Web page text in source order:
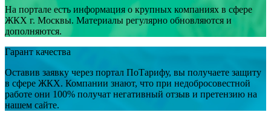
На портале есть информация о крупных компаниях в сфере
ЖКХ г. Москвы. Материалы регулярно обновляются и
дополняются.
Гарант качества
Оставив заявку через портал ПоТарифу, вы получаете защиту
в сфере ЖКХ. Компании знают, что при недобросовестной
работе они 100% получат негативный отзыв и претензию на
нашем сайте.